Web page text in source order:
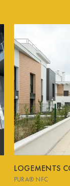
LOGEMENTS
PURA® NFC